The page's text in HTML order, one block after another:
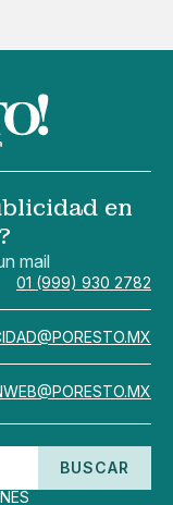
en
mail
01 (999) 930 2782
BUSCAR